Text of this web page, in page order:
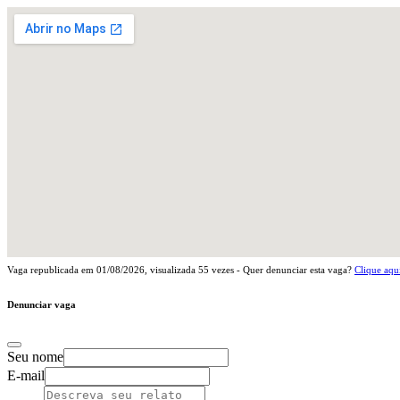
Vaga republicada em 01/08/2026 , visualizada 55 vezes - Quer denunciar esta vaga? Clique
Denunciar vaga
Seu nome
E-mail